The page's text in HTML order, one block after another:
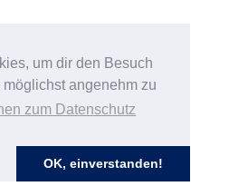
um dir den Besuch
angenehm zu
zum Datenschutz
OK, einverstanden!